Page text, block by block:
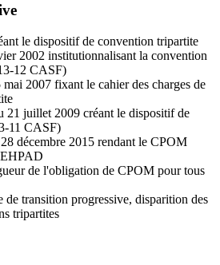
le dispositif de convention tripartite
2002 institutionnalisant la convention
12 CASF)
2007 fixant le cahier des charges de
21 juillet 2009 créant le dispositif de
11 CASF)
décembre 2015 rendant le CPOM
de l'obligation de CPOM pour tous
de transition progressive, disparition des
tripartites